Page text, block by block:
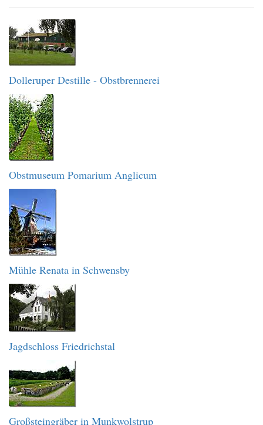
Dolleruper Destille - Obstbrennerei
Obstmuseum Pomarium Anglicum
Mühle Renata in Schwensby
Jagdschloss Friedrichstal
Großsteingräber in Munkwolstrup